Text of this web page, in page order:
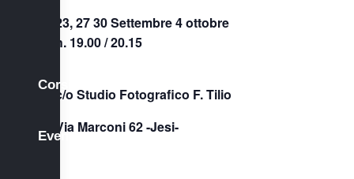
Corsi
Eventi
23, 27 30 Settembre 4 ottobre
h. 19.00 / 20.15
c/o Studio Fotografico F. Tilio
Via Marconi 62 -Jesi-